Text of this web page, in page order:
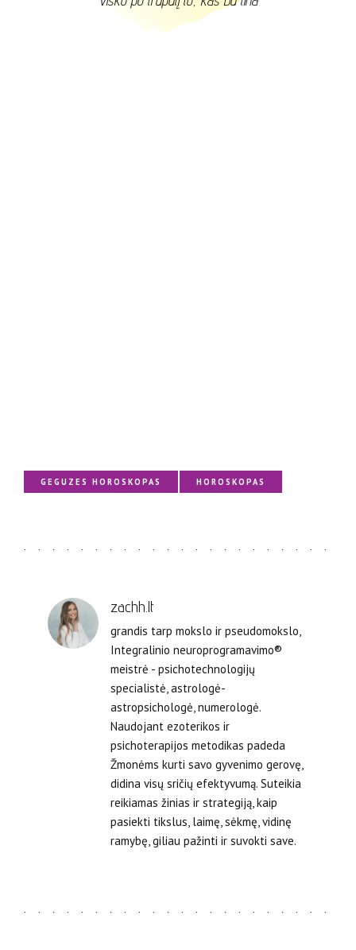
GEGUZES HOROSKOPAS HOROSKOPAS
zachh.lt
grandis tarp mokslo ir pseudomokslo,
Integralinio neuroprogramavimo®
meistrė - psichotechnologijų
specialistė, astrologė-
astropsichologė, numerologė.
Naudojant ezoterikos ir
psichoterapijos metodikas padeda
Žmonėms kurti savo gyvenimo gerovę,
didina visų sričių efektyvumą. Suteikia
reikiamas žinias ir strategiją, kaip
pasiekti tikslus, laimę, sėkmę, vidinę
ramybę, giliau pažinti ir suvokti save.